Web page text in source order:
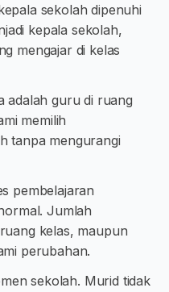
sekolah dipenuhi
kepala sekolah,
mengajar di kelas
adalah guru di ruang
memilih
tanpa mengurangi
pembelajaran
Jumlah
kelas, maupun
perubahan.
sekolah. Murid tidak